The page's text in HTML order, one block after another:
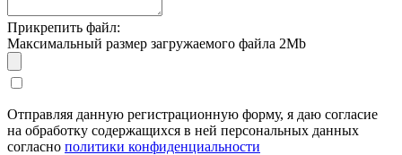
Прикрепить файл:
Максимальный размер загружаемого файла 2Mb
Отправляя данную регистрационную форму, я даю согласие
на обработку содержащихся в ней персональных данных
согласно политики конфиденциальности